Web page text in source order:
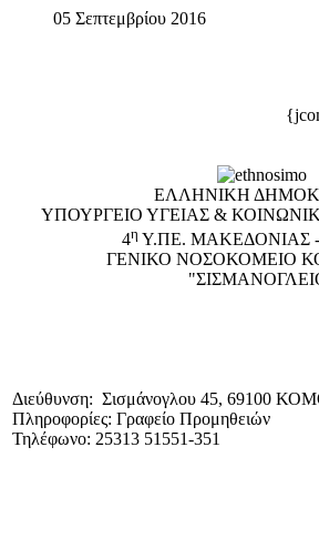
05 Σεπτεμβρίου 2016
ΕΛΛΗΝΙΚΗ
ΥΠΟΥΡΓΕΙΟ ΥΓΕΙΑΣ &
4η Υ.ΠΕ. ΜΑΚΕΔΟΝΙΑΣ
ΓΕΝΙΚΟ NΟΣΟΚΟΜΕΙΟ
Διεύθυνση: Σισμάνογλου 45, 69100
Πληροφορίες: Γραφείο Προμηθειών
Τηλέφωνο: 25313 51551-351